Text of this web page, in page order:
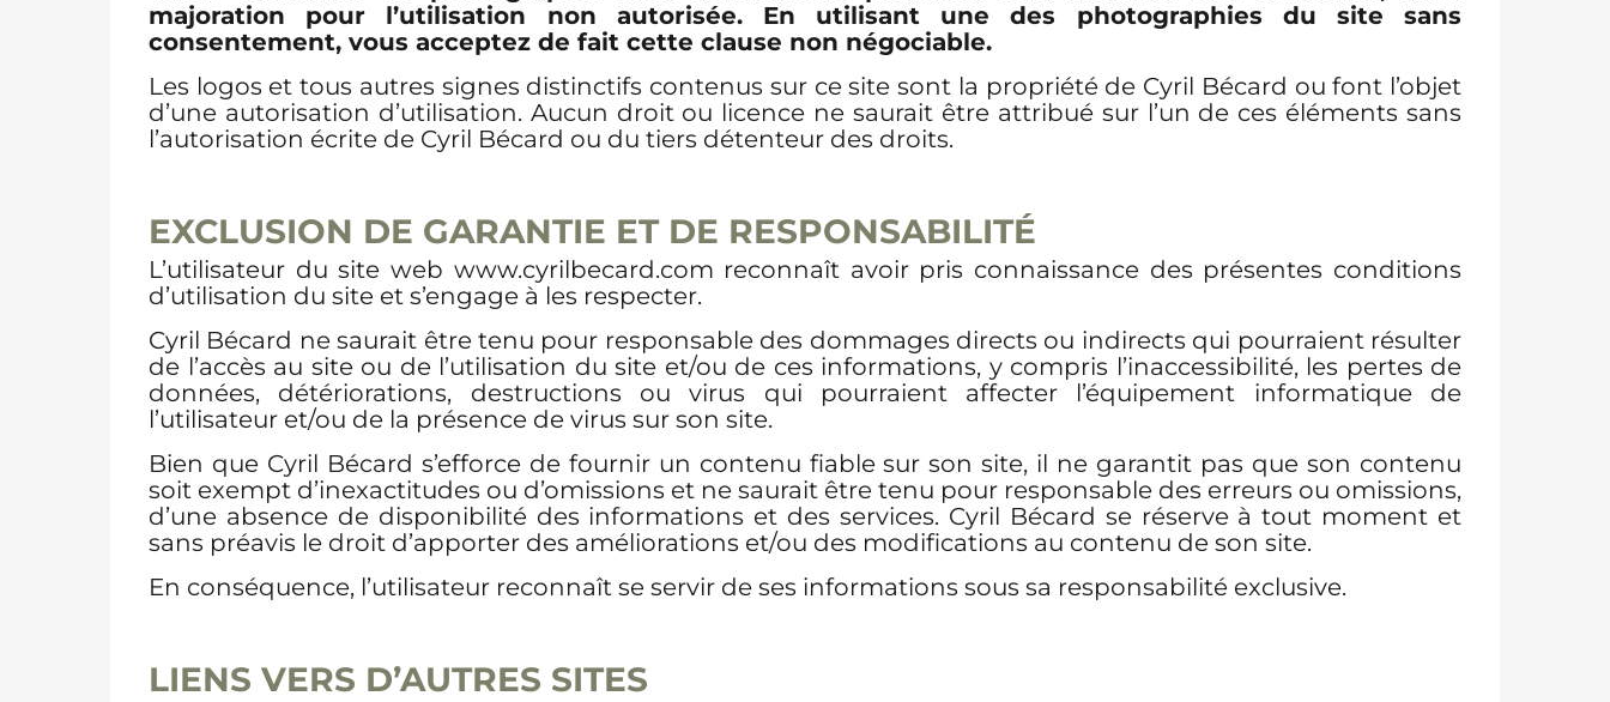
majoration pour l’utilisation non autorisée. En utilisant une des photographies du site sans
consentement, vous acceptez de fait cette clause non négociable.
Les logos et tous autres signes distinctifs contenus sur ce site sont la propriété de Cyril Bécard ou font l’objet
d’une autorisation d’utilisation. Aucun droit ou licence ne saurait être attribué sur l’un de ces éléments sans
l’autorisation écrite de Cyril Bécard ou du tiers détenteur des droits.
EXCLUSION DE GARANTIE ET DE RESPONSABILITÉ
L’utilisateur du site web www.cyrilbecard.com reconnaît avoir pris connaissance des présentes conditions
d’utilisation du site et s’engage à les respecter.
Cyril Bécard ne saurait être tenu pour responsable des dommages directs ou indirects qui pourraient résulter
de l’accès au site ou de l’utilisation du site et/ou de ces informations, y compris l’inaccessibilité, les pertes de
données, détériorations, destructions ou virus qui pourraient affecter l’équipement informatique de
l’utilisateur et/ou de la présence de virus sur son site.
Bien que Cyril Bécard s’efforce de fournir un contenu fiable sur son site, il ne garantit pas que son contenu
soit exempt d’inexactitudes ou d’omissions et ne saurait être tenu pour responsable des erreurs ou omissions,
d’une absence de disponibilité des informations et des services. Cyril Bécard se réserve à tout moment et
sans préavis le droit d’apporter des améliorations et/ou des modifications au contenu de son site.
En conséquence, l’utilisateur reconnaît se servir de ses informations sous sa responsabilité exclusive.
LIENS VERS D’AUTRES SITES